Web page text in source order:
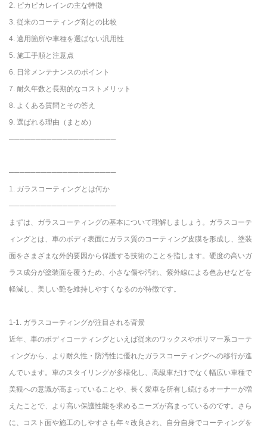
2. ピカピカレインの主な特徴
3. 従来のコーティング剤との比較
4. 適用箇所や車種を選ばない汎用性
5. 施工手順と注意点
6. 日常メンテナンスのポイント
7. 耐久年数と長期的なコストメリット
8. よくある質問とその答え
9. 選ばれる理由（まとめ）
────────────────────
────────────────────
1. ガラスコーティングとは何か
────────────────────
まずは、ガラスコーティングの基本について理解しましょう。ガラスコーテ
ィングとは、車のボディ表面にガラス質のコーティング皮膜を形成し、塗装
面をさまざまな外的要因から保護する技術のことを指します。硬度の高いガ
ラス成分が塗装面を覆うため、小さな傷や汚れ、紫外線による色あせなどを
軽減し、美しい艶を維持しやすくなるのが特徴です。
1-1. ガラスコーティングが注目される背景
近年、車のボディコーティングといえば従来のワックスやポリマー系コーテ
ィングから、より耐久性・防汚性に優れたガラスコーティングへの移行が進
んでいます。車のスタイリングが多様化し、高級車だけでなく幅広い車種で
美観への意識が高まっていることや、長く愛車を所有し続けるオーナーが増
えたことで、より高い保護性能を求めるニーズが高まっているのです。さら
に、コスト面や施工のしやすさも年々改良され、自分自身でコーティングを